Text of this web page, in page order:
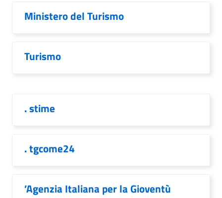
Ministero del Turismo
Turismo
. stime
. tgcome24
’Agenzia Italiana per la Gioventù